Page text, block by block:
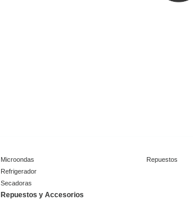
Microondas
Refrigerador
Secadoras
Repuestos y Accesorios
Repuestos